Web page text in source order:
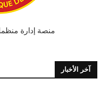
منصة إدارة
آخر الأخبار